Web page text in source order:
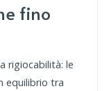
fino
rigiocabilità: le
equilibrio tra